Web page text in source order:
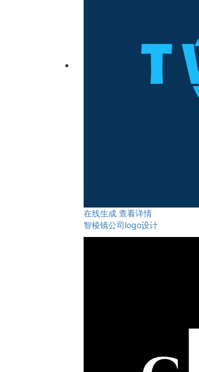
在线生成 查看详情
智棱镜公司logo设计